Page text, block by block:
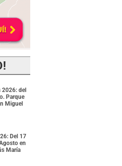
2026: del
Parque
Miguel
Del 17
en
María